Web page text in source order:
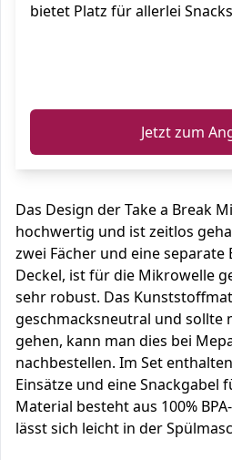
bietet Platz für allerlei
Jetzt zum
Das Design der Take a Break
hochwertig und ist zeitlos
zwei Fächer und eine separate
Deckel, ist für die Mikrowelle
sehr robust. Das
geschmacksneutral und sollte
gehen, kann man dies bei
nachbestellen. Im Set
Einsätze und eine Snackgabel
Material besteht aus 100%
lässt sich leicht in der